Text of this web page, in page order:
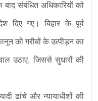
संबंधित अधिकारियों को
दिए गए। बिहार के पूर्व
को गरीबों के उत्पीड़न का
उठाए, जिससे सुधारों की
ढांचे और न्यायाधीशों की